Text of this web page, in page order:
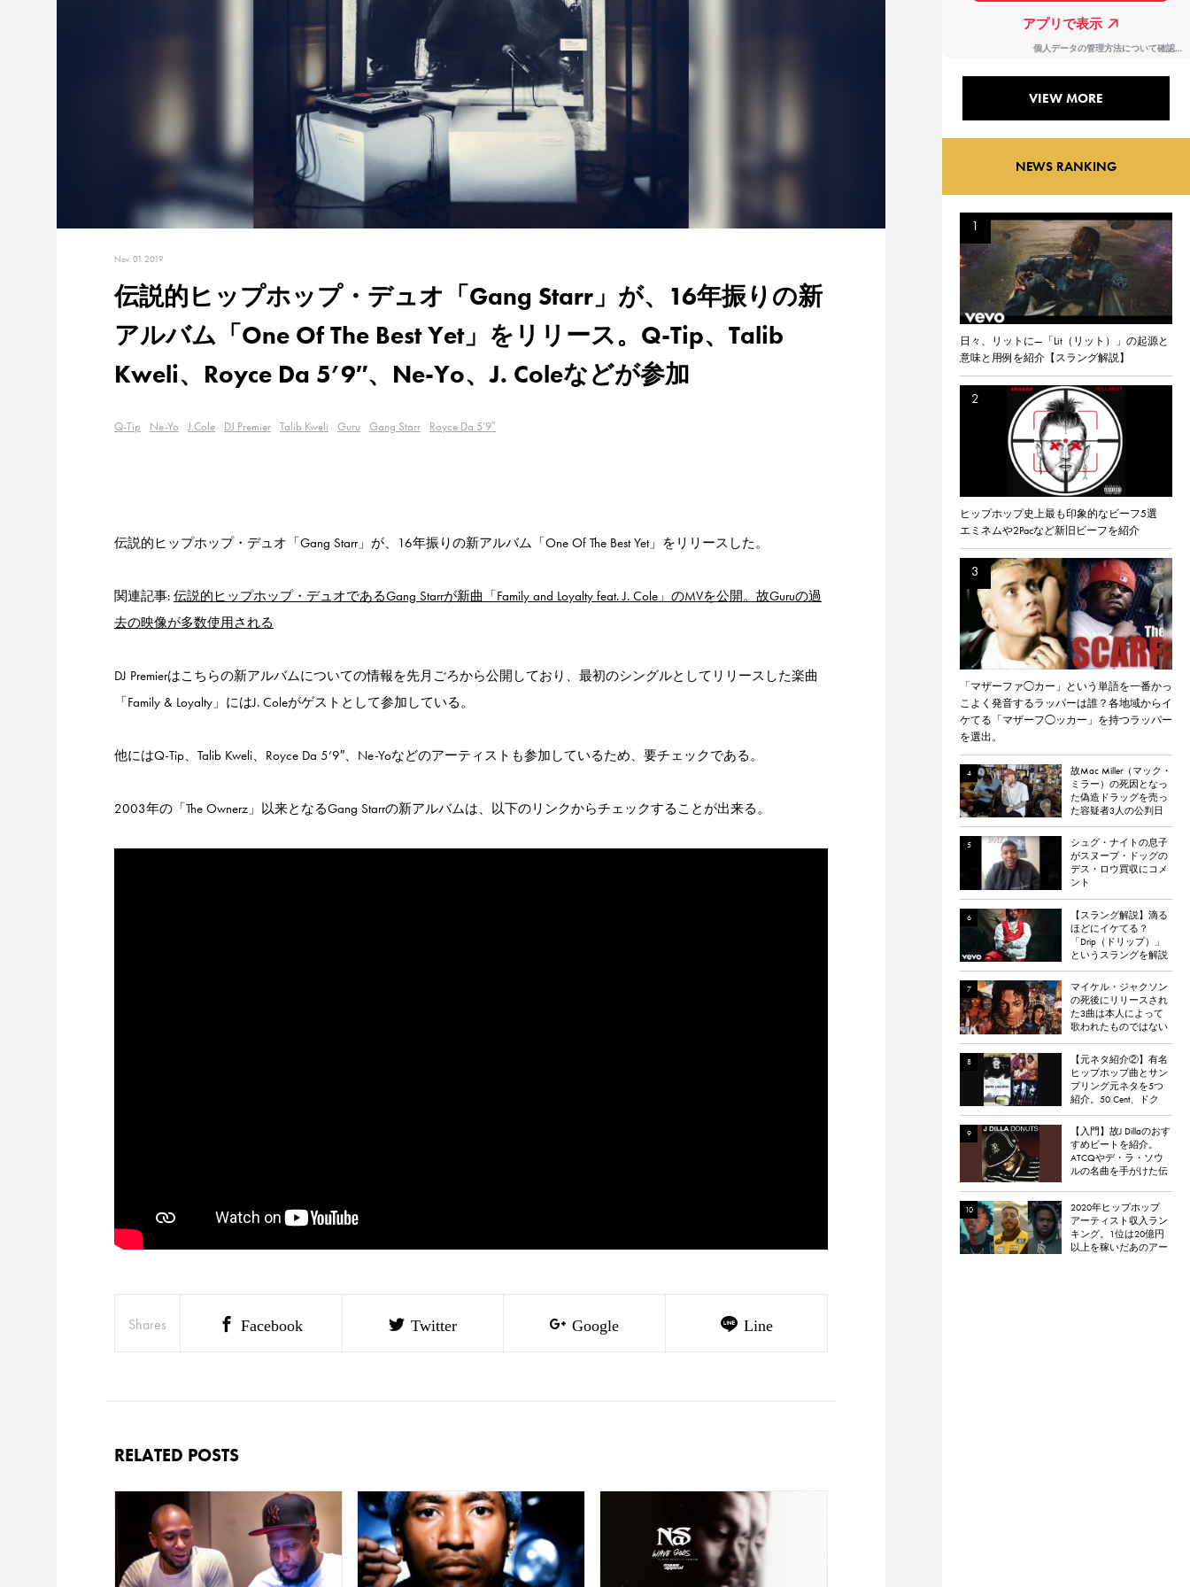
Nov. 01 2019
伝説的ヒップホップ・デュオ「Gang Starr」が、16年振りの新
アルバム「One Of The Best Yet」をリリース。Q-Tip、Talib
Kweli、Royce Da 5’9″、Ne-Yo、J. Coleなどが参加
Q-Tip Ne-Yo J.Cole DJ Premier Talib Kweli Guru Gang Starr Royce Da 5’9″
伝説的ヒップホップ・デュオ「Gang Starr」が、16年振りの新アルバム「One Of The Best Yet」をリリースした。
関連記事: 伝説的ヒップホップ・デュオであるGang Starrが新曲「Family and Loyalty feat. J. Cole」のMVを公開。故Guruの過
去の映像が多数使用される
DJ Premierはこちらの新アルバムについての情報を先月ごろから公開しており、最初のシングルとしてリリースした楽曲
「Family & Loyalty」にはJ. Coleがゲストとして参加している。
他にはQ-Tip、Talib Kweli、Royce Da 5’9″、Ne-Yoなどのアーティストも参加しているため、要チェックである。
2003年の「The Ownerz」以来となるGang Starrの新アルバムは、以下のリンクからチェックすることが出来る。
Shares Facebook Twitter Google Line
RELATED POSTS
VIEW MORE
NEWS RANKING
日々、リットに—「Lit（リット）」の起源と
意味と用例を紹介【スラング解説】
ヒップホップ史上最も印象的なビーフ5選
エミネムや2Pacなど新旧ビーフを紹介
「マザーファ◯カー」という単語を一番かっ
こよく発音するラッパーは誰？各地域からイ
ケてる「マザーフ◯ッカー」を持つラッパー
を選出。
故Mac Miller（マック・
ミラー）の死因となっ
た偽造ドラッグを売っ
た容疑者3人の公判日
が決定。
シュグ・ナイトの息子
がスヌープ・ドッグの
デス・ロウ買収にコメ
ント
【スラング解説】滴る
ほどにイケてる？
「Drip（ドリップ）」
というスラングを解説
マイケル・ジャクソン
の死後にリリースされ
た3曲は本人によって
歌われたものではない
【元ネタ紹介②】有名
ヒップホップ曲とサン
プリング元ネタを5つ
紹介。50 Cent、ドク
ATCQ、タイラー・
ザ・クリエイターなど
【入門】故J Dillaのおす
すめビートを紹介。
ATCQやデ・ラ・ソウ
ルの名曲を手がけた伝
2020年ヒップホップ
アーティスト収入ラン
キング。1位は20億円
以上を稼いだあのアー